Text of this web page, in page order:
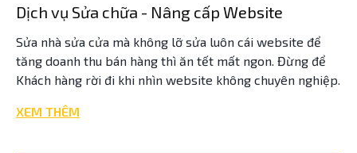
Dịch vụ Sửa chữa - Nâng cấp Website
Sửa nhà sửa cửa mà không lỡ sửa luôn cái website để
tăng doanh thu bán hàng thì ăn tết mất ngon. Đừng để
Khách hàng rời đi khi nhìn website không chuyên nghiệp.
XEM THÊM